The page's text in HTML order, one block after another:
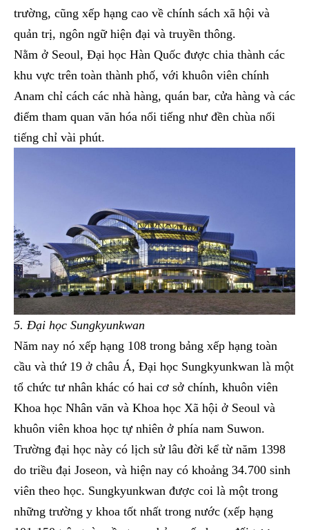
trường, cũng xếp hạng cao về chính sách xã hội và
quản trị, ngôn ngữ hiện đại và truyền thông.
Nằm ở Seoul, Đại học Hàn Quốc được chia thành các
khu vực trên toàn thành phố, với khuôn viên chính
Anam chỉ cách các nhà hàng, quán bar, cửa hàng và các
điểm tham quan văn hóa nổi tiếng như đền chùa nổi
tiếng chỉ vài phút.
5. Đại học Sungkyunkwan
Năm nay nó xếp hạng 108 trong bảng xếp hạng toàn
cầu và thứ 19 ở châu Á, Đại học Sungkyunkwan là một
tổ chức tư nhân khác có hai cơ sở chính, khuôn viên
Khoa học Nhân văn và Khoa học Xã hội ở Seoul và
khuôn viên khoa học tự nhiên ở phía nam Suwon.
Trường đại học này có lịch sử lâu đời kể từ năm 1398
do triều đại Joseon, và hiện nay có khoảng 34.700 sinh
viên theo học. Sungkyunkwan được coi là một trong
những trường y khoa tốt nhất trong nước (xếp hạng